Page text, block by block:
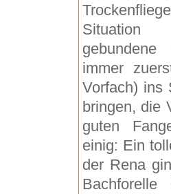
Situation
immer
Vorfach) ins
bringen, die
guten
einig: Ein
der Rena